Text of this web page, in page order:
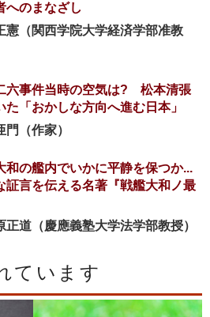
へのまなざし
憲（関西学院大学経済学部准教
六事件当時の空気は? 松本清張
た「おかしな方向へ進む日本」
門（作家）
和の艦内でいかに平静を保つか...
証言を伝える名著『戦艦大和ノ最
正道（慶應義塾大学法学部教授）
ています